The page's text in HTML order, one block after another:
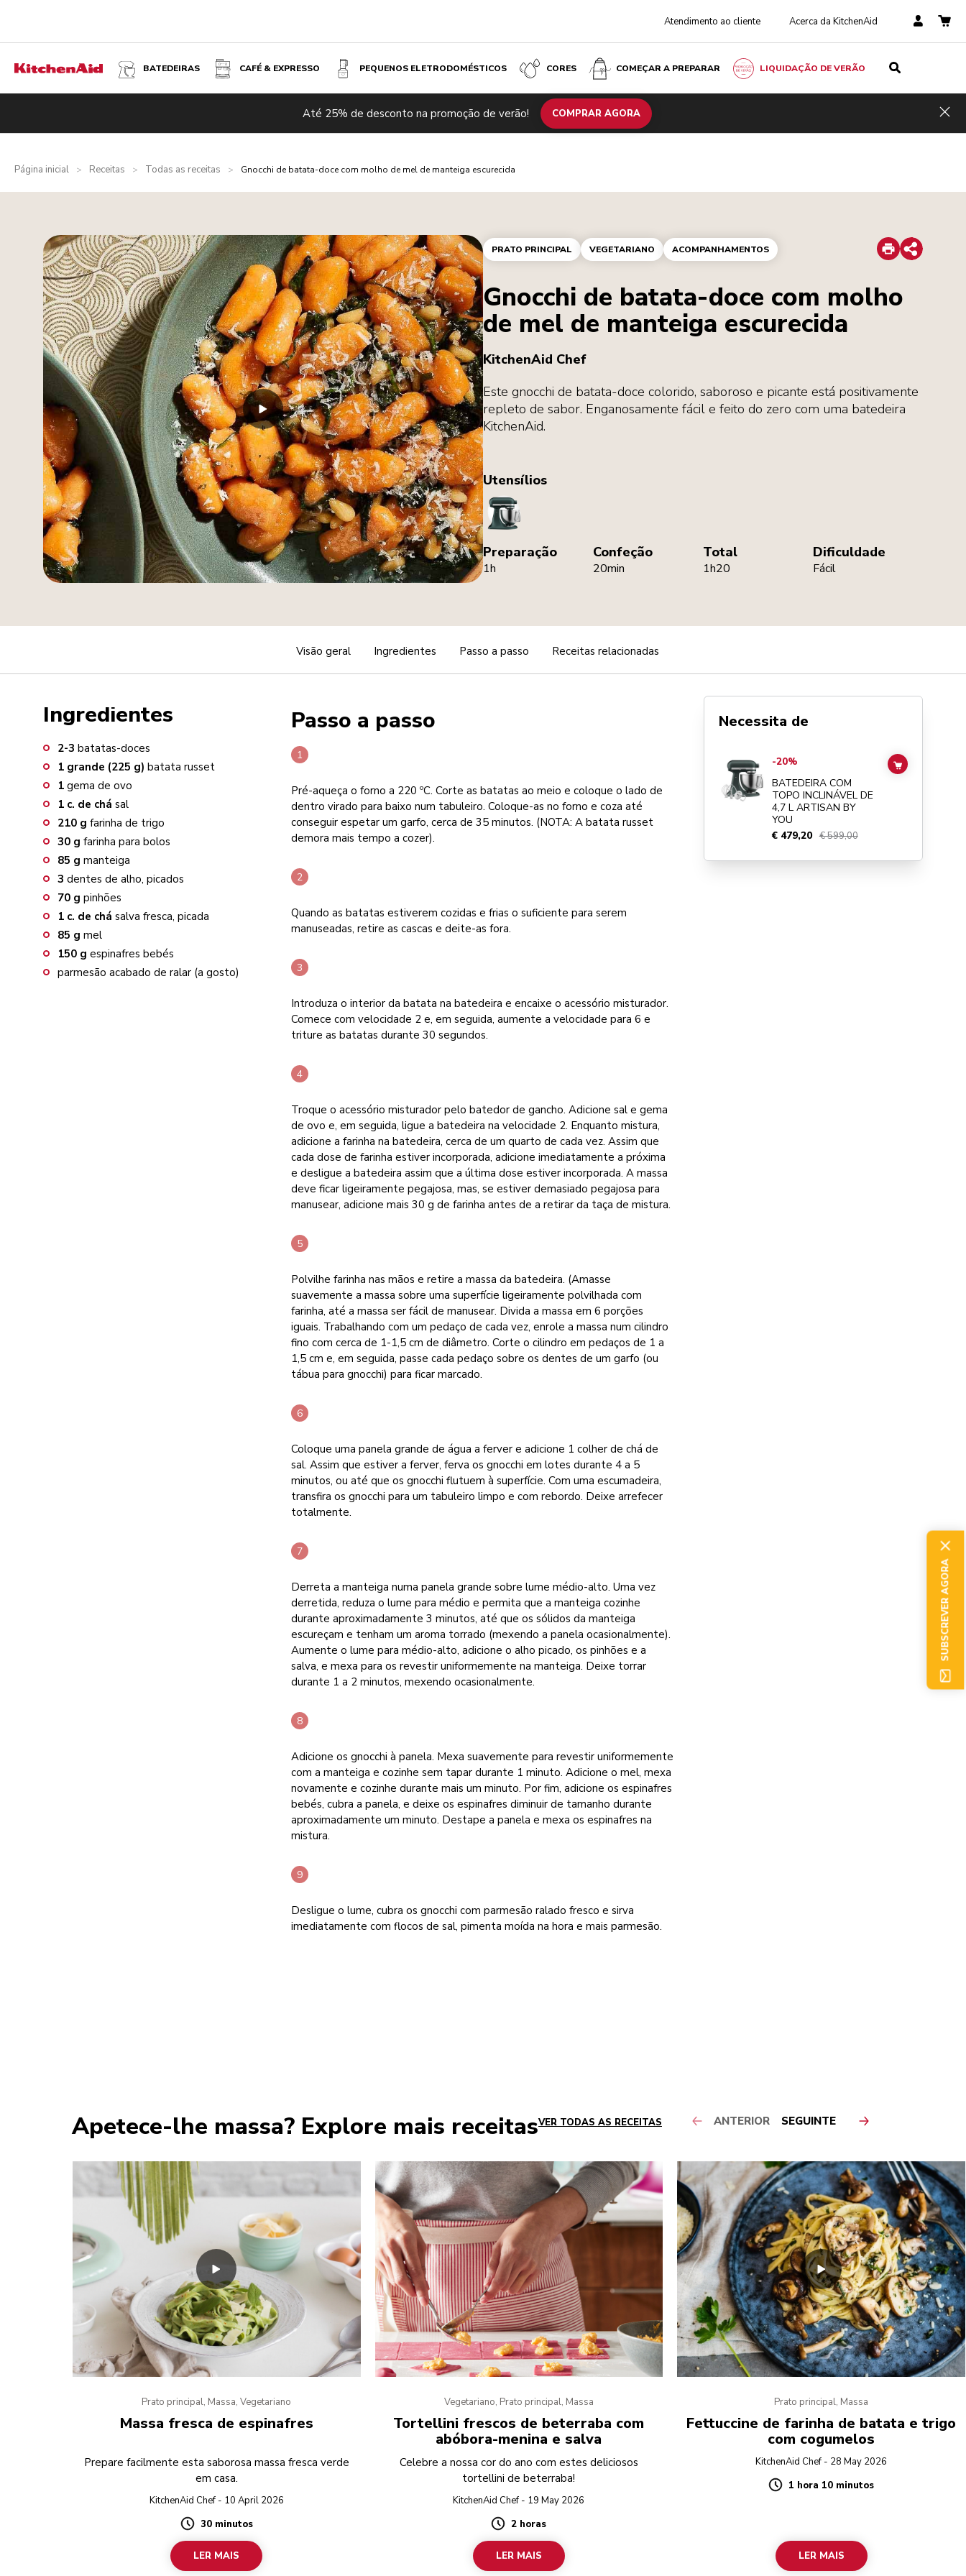
Atendimento ao cliente Acerca da KitchenAid
BATEDEIRAS CAFÉ & EXPRESSO PEQUENOS ELETRODOMÉSTICOS CORES COMEÇAR A PREPARAR LIQUIDAÇÃO DE VERÃO
Até 25% de desconto na promoção de verão! COMPRAR AGORA
Página inicial > Receitas > Todas as receitas > Gnocchi de batata-doce com molho de mel de manteiga escurecida
PRATO PRINCIPAL VEGETARIANO ACOMPANHAMENTOS Print
Share
Gnocchi de batata-doce com molho
de mel de manteiga escurecida
KitchenAid Chef
Este gnocchi de batata-doce colorido, saboroso e picante está positivamente
repleto de sabor. Enganosamente fácil e feito do zero com uma batedeira
KitchenAid.
Utensílios
StandMixer
Preparação
1h
Confeção
20min
Total
1h20
Dificuldade
Fácil
Visão geral Ingredientes Passo a passo Receitas relacionadas
Ingredientes
2-3 batatas-doces
1 grande (225 g) batata russet
1 gema de ovo
1 c. de chá sal
210 g farinha de trigo
30 g farinha para bolos
85 g manteiga
3 dentes de alho, picados
70 g pinhões
1 c. de chá salva fresca, picada
85 g mel
150 g espinafres bebés
parmesão acabado de ralar (a gosto)
Passo a passo
Pré-aqueça o forno a 220 ºC. Corte as batatas ao meio e coloque o lado de
dentro virado para baixo num tabuleiro. Coloque-as no forno e coza até
conseguir espetar um garfo, cerca de 35 minutos. (NOTA: A batata russet
demora mais tempo a cozer).
Quando as batatas estiverem cozidas e frias o suficiente para serem
manuseadas, retire as cascas e deite-as fora.
Introduza o interior da batata na batedeira e encaixe o acessório misturador.
Comece com velocidade 2 e, em seguida, aumente a velocidade para 6 e
triture as batatas durante 30 segundos.
Troque o acessório misturador pelo batedor de gancho. Adicione sal e gema
de ovo e, em seguida, ligue a batedeira na velocidade 2. Enquanto mistura,
adicione a farinha na batedeira, cerca de um quarto de cada vez. Assim que
cada dose de farinha estiver incorporada, adicione imediatamente a próxima
e desligue a batedeira assim que a última dose estiver incorporada. A massa
deve ficar ligeiramente pegajosa, mas, se estiver demasiado pegajosa para
manusear, adicione mais 30 g de farinha antes de a retirar da taça de mistura.
Polvilhe farinha nas mãos e retire a massa da batedeira. (Amasse
suavemente a massa sobre uma superfície ligeiramente polvilhada com
farinha, até a massa ser fácil de manusear. Divida a massa em 6 porções
iguais. Trabalhando com um pedaço de cada vez, enrole a massa num cilindro
fino com cerca de 1-1,5 cm de diâmetro. Corte o cilindro em pedaços de 1 a
1,5 cm e, em seguida, passe cada pedaço sobre os dentes de um garfo (ou
tábua para gnocchi) para ficar marcado.
Coloque uma panela grande de água a ferver e adicione 1 colher de chá de
sal. Assim que estiver a ferver, ferva os gnocchi em lotes durante 4 a 5
minutos, ou até que os gnocchi flutuem à superfície. Com uma escumadeira,
transfira os gnocchi para um tabuleiro limpo e com rebordo. Deixe arrefecer
totalmente.
Derreta a manteiga numa panela grande sobre lume médio-alto. Uma vez
derretida, reduza o lume para médio e permita que a manteiga cozinhe
durante aproximadamente 3 minutos, até que os sólidos da manteiga
escureçam e tenham um aroma torrado (mexendo a panela ocasionalmente).
Aumente o lume para médio-alto, adicione o alho picado, os pinhões e a
salva, e mexa para os revestir uniformemente na manteiga. Deixe torrar
durante 1 a 2 minutos, mexendo ocasionalmente.
Adicione os gnocchi à panela. Mexa suavemente para revestir uniformemente
com a manteiga e cozinhe sem tapar durante 1 minuto. Adicione o mel, mexa
novamente e cozinhe durante mais um minuto. Por fim, adicione os espinafres
bebés, cubra a panela, e deixe os espinafres diminuir de tamanho durante
aproximadamente um minuto. Destape a panela e mexa os espinafres na
mistura.
Desligue o lume, cubra os gnocchi com parmesão ralado fresco e sirva
imediatamente com flocos de sal, pimenta moída na hora e mais parmesão.
Necessita de
Go toBATEDEIRA COM TOPO INCLINÁVEL DE 4,7 L
-20%
BATEDEIRA COM
TOPO INCLINÁVEL DE
4,7 L ARTISAN BY
YOU
€ 479,20 € 599,00
ADD TO CART
Apetece-lhe massa? Explore mais receitasVER TODAS AS RECEITAS ANTERIOR SEGUINTE
Prato principal, Massa, Vegetariano
Massa fresca de espinafres
Prepare facilmente esta saborosa massa fresca verde
em casa.
KitchenAid Chef - 10 April 2026
Duration
30 minutos
LER MAIS
Vegetariano, Prato principal, Massa
Tortellini frescos de beterraba com
abóbora-menina e salva
Celebre a nossa cor do ano com estes deliciosos
tortellini de beterraba!
KitchenAid Chef - 19 May 2026
Duration
2 horas
LER MAIS
Prato principal, Massa
Fettuccine de farinha de batata e trigo
com cogumelos
KitchenAid Chef - 28 May 2026
Duration
1 hora 10 minutos
LER MAIS
SUBSCREVER AGORA